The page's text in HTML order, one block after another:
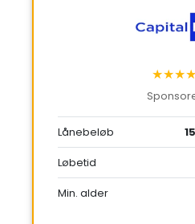
Lånebeløb
Løbetid
Min. alder